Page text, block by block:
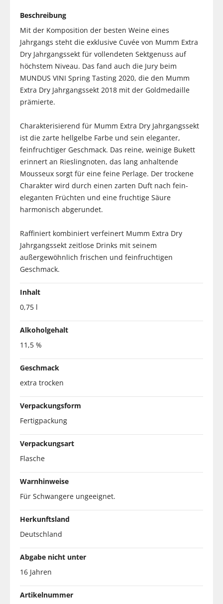
Beschreibung
Mit der Komposition der besten Weine eines
Jahrgangs steht die exklusive Cuvée von Mumm Extra
Dry Jahrgangssekt für vollendeten Sektgenuss auf
höchstem Niveau. Das fand auch die Jury beim
MUNDUS VINI Spring Tasting 2020, die den Mumm
Extra Dry Jahrgangssekt 2018 mit der Goldmedaille
prämierte.
Charakterisierend für Mumm Extra Dry Jahrgangssekt
ist die zarte hellgelbe Farbe und sein eleganter,
feinfruchtiger Geschmack. Das reine, weinige Bukett
erinnert an Rieslingnoten, das lang anhaltende
Mousseux sorgt für eine feine Perlage. Der trockene
Charakter wird durch einen zarten Duft nach fein-
eleganten Früchten und eine fruchtige Säure
harmonisch abgerundet.
Raffiniert kombiniert verfeinert Mumm Extra Dry
Jahrgangssekt zeitlose Drinks mit seinem
außergewöhnlich frischen und feinfruchtigen
Geschmack.
Inhalt
0,75 l
Alkoholgehalt
11,5 %
Geschmack
extra trocken
Verpackungsform
Fertigpackung
Verpackungsart
Flasche
Warnhinweise
Für Schwangere ungeeignet.
Herkunftsland
Deutschland
Abgabe nicht unter
16 Jahren
Artikelnummer